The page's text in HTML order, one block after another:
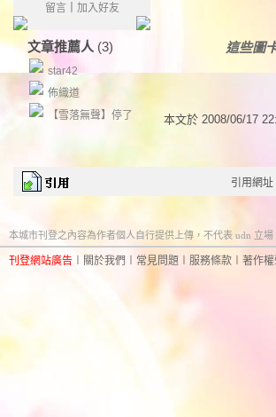
留言｜ 加入好友
文章推薦人 (3)
star42
佈織道
【雪落無聲】停了
這些圖
本文於 2008/06/17
引用網
本城市刊登之內容為作者個人自行提供上傳，不代表 udn 立場
刊登網站廣告 關於我們 常見問題 服務條款 著作權